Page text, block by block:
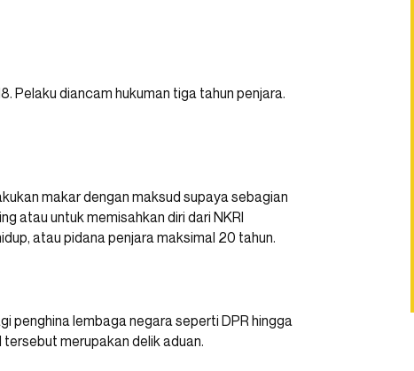
Pelaku diancam hukuman tiga tahun penjara.
makar dengan maksud supaya sebagian
atau untuk memisahkan diri dari NKRI
atau pidana penjara maksimal 20 tahun.
penghina lembaga negara seperti DPR hingga
merupakan delik aduan.